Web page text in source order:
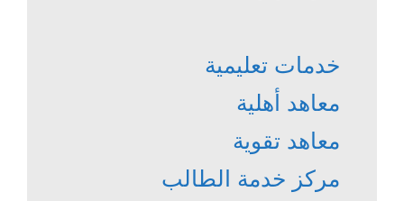
خدمات تعليمية
معاهد أهلية
معاهد تقوية
مركز خدمة الطالب